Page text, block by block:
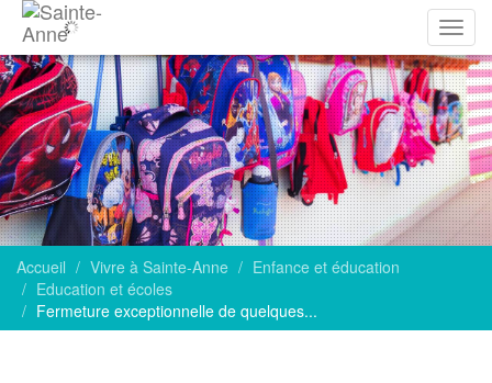
la
Accueil Vivre à Sainte-Anne
Enfance et éducation
Education et écoles
Fermeture exceptionnelle de quelques...